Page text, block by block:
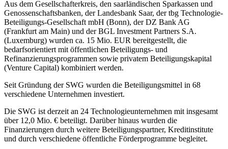
Aus dem Gesellschafterkreis, den saarländischen Sparkassen und
Genossenschaftsbanken, der Landesbank Saar, der tbg Technologie-
Beteiligungs-Gesellschaft mbH (Bonn), der DZ Bank AG
(Frankfurt am Main) und der BGL Investment Partners S.A.
(Luxemburg) wurden ca. 15 Mio. EUR bereitgestellt, die
bedarfsorientiert mit öffentlichen Beteiligungs- und
Refinanzierungsprogrammen sowie privatem Beteiligungskapital
(Venture Capital) kombiniert werden.
Seit Gründung der SWG wurden die Beteiligungsmittel in 68
verschiedene Unternehmen investiert.
Die SWG ist derzeit an 24 Technologieunternehmen mit insgesamt
über 12,0 Mio. € beteiligt. Darüber hinaus wurden die
Finanzierungen durch weitere Beteiligungspartner, Kreditinstitute
und durch verschiedene öffentliche Förderprogramme begleitet.